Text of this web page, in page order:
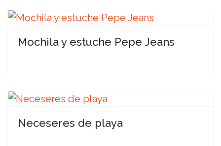
Mochila y estuche Pepe Jeans
Neceseres de playa